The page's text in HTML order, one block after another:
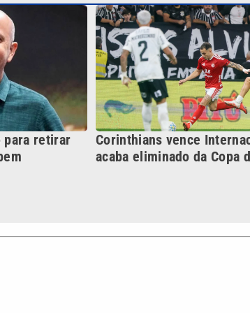
CATEGORIAS
Cotidiano Esportes